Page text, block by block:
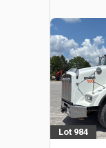
Lot 984